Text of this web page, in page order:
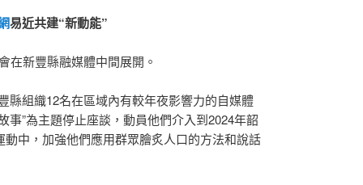
易近共建“新動能”
在新豐縣融媒體中間展開。
組織12名在區域內有較年夜影響力的自媒體
事”為主題停止座談，動員他們介入到2024年韶
動中，加強他們應用群眾膾炙人口的方法和說話